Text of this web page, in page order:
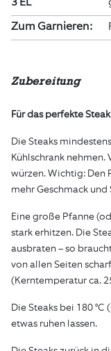
Zum Garnieren:
Zubereitung
Für das perfekte
Die Steaks
Kühlschrank
würzen. Wichtig: Den
mehr Geschmack
Eine große Pfanne
stark erhitzen. Die
ausbraten – so
von allen Seiten
(Kerntemperatur ca.
Die Steaks bei 180
etwas ruhen lassen.